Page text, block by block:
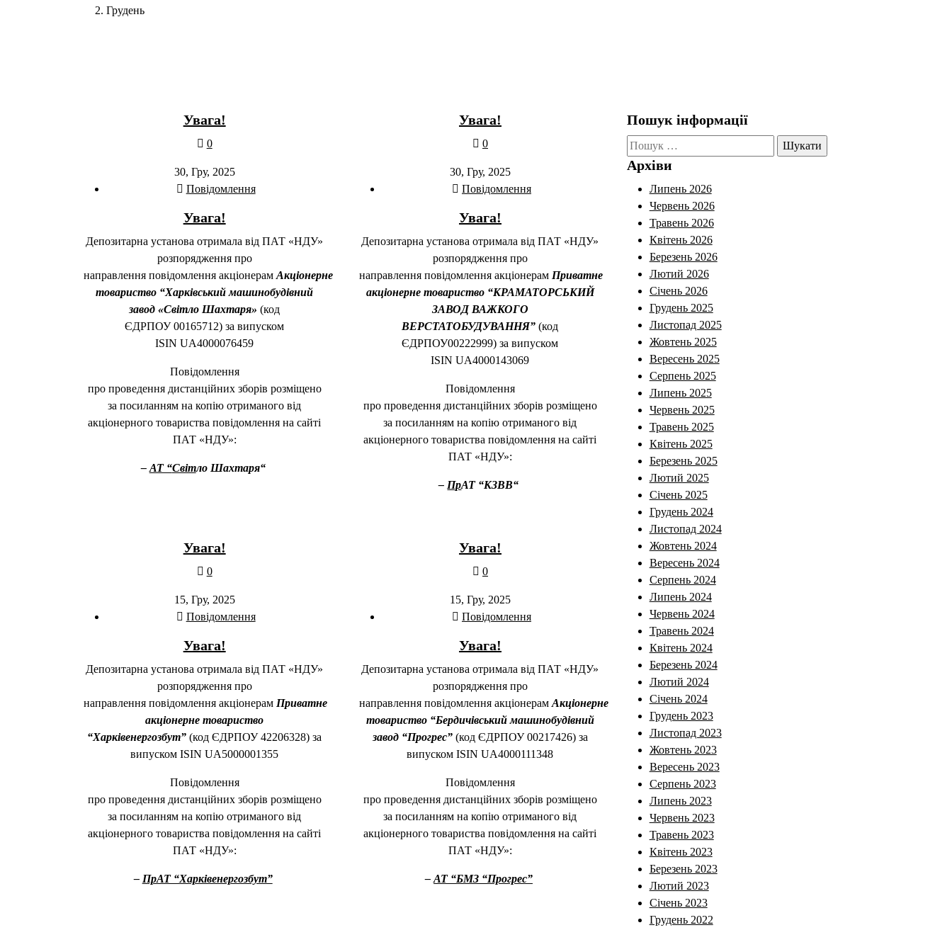
Грудень
Увага!
0
30, Гру, 2025
Повідомлення
Увага!
Депозитарна установа отримала від ПАТ «НДУ»
розпорядження про
направлення повідомлення акціонерам Акціонерне
товариство “Харківський машинобудівний
завод«Світло Шахтаря» (код
ЄДРПОУ 00165712) за випуском
ISIN UA4000076459
Повідомлення
про проведення дистанційних зборів розміщено
за посиланням на копію отриманого від
акціонерного товариства повідомлення на сайті
ПАТ «НДУ»:
– АТ “Світло Шахтаря“
Увага!
0
30, Гру, 2025
Повідомлення
Увага!
Депозитарна установа отримала від ПАТ «НДУ»
розпорядження про
направлення повідомлення акціонерам Приватне
акціонерне товариство “КРАМАТОРСЬКИЙ
ЗАВОД ВАЖКОГО
ВЕРСТАТОБУДУВАННЯ” (код
ЄДРПОУ00222999) за випуском
ISIN UA4000143069
Повідомлення
про проведення дистанційних зборів розміщено
за посиланням на копію отриманого від
акціонерного товариства повідомлення на сайті
ПАТ «НДУ»:
– ПрАТ “КЗВВ“
Увага!
0
15, Гру, 2025
Повідомлення
Увага!
Депозитарна установа отримала від ПАТ «НДУ»
розпорядження про
направлення повідомлення акціонерам Приватне
акціонерне товариство
“Харківенергозбут” (код ЄДРПОУ 42206328) за
випуском ISIN UA5000001355
Повідомлення
про проведення дистанційних зборів розміщено
за посиланням на копію отриманого від
акціонерного товариства повідомлення на сайті
ПАТ «НДУ»:
– ПрАТ “Харківенергозбут”
Увага!
0
15, Гру, 2025
Повідомлення
Увага!
Депозитарна установа отримала від ПАТ «НДУ»
розпорядження про
направлення повідомлення акціонерамАкціонерне
товариство “Бердичівський машинобудівний
завод “Прогрес” (код ЄДРПОУ 00217426) за
випуском ISIN UA4000111348
Повідомлення
про проведення дистанційних зборів розміщено
за посиланням на копію отриманого від
акціонерного товариства повідомлення на сайті
ПАТ «НДУ»:
– АТ “БМЗ “Прогрес”
Пошук інформації
Пошук:
Архіви
Липень 2026
Червень 2026
Травень 2026
Квітень 2026
Березень 2026
Лютий 2026
Січень 2026
Грудень 2025
Листопад 2025
Жовтень 2025
Вересень 2025
Серпень 2025
Липень 2025
Червень 2025
Травень 2025
Квітень 2025
Березень 2025
Лютий 2025
Січень 2025
Грудень 2024
Листопад 2024
Жовтень 2024
Вересень 2024
Серпень 2024
Липень 2024
Червень 2024
Травень 2024
Квітень 2024
Березень 2024
Лютий 2024
Січень 2024
Грудень 2023
Листопад 2023
Жовтень 2023
Вересень 2023
Серпень 2023
Липень 2023
Червень 2023
Травень 2023
Квітень 2023
Березень 2023
Лютий 2023
Січень 2023
Грудень 2022